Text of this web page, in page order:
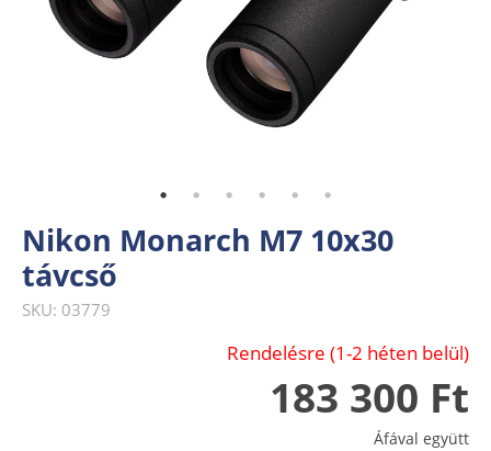
Nikon Monarch M7 10x30
távcső
SKU: 03779
Rendelésre (1-2 héten belül)
183 300 Ft
Áfával együtt